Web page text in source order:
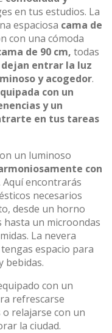
en tus estudios. La
espaciosa cama de
con una cómoda
de 90 cm, todas
entrar la luz
y acogedor.
con un
y un
en tus tareas
un luminoso
con
Aquí encontrarás
necesarios
desde un horno
un microondas
La nevera
espacio para
bebidas.
con un
refrescarse
o relajarse con un
la ciudad.